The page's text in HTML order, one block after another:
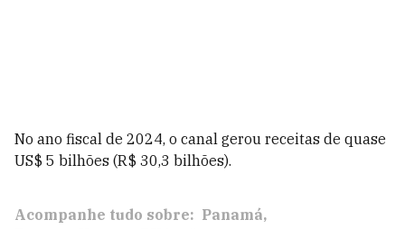
No ano fiscal de 2024, o canal gerou receitas de quase
US$ 5 bilhões (R$ 30,3 bilhões).
Acompanhe tudo sobre: Panamá